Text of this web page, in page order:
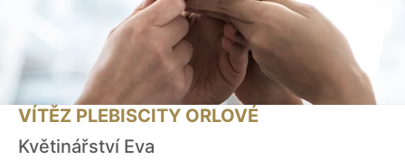
VÍTĚZ PLEBISCITY ORLOVÉ
Květinářství Eva